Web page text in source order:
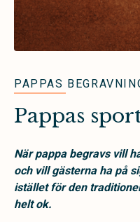
PAPPAS
Pappas
När pappa begravs vill
och vill gästerna ha på
istället för den
helt ok.